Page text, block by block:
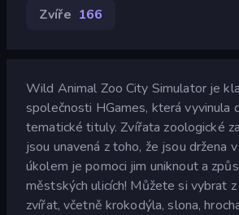
Zvíře 166
Wild Animal Zoo City Simulator je
společnosti HGames, která vyvinula
tematické tituly. Zvířata zoologické
jsou unavená z toho, že jsou držena
úkolem je pomoci jim uniknout a
městských ulicích! Můžete si vybrat z
zvířat, včetně krokodýla, slona,